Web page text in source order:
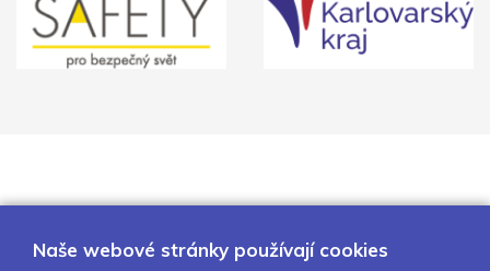
Naše webové stránky používají cookies